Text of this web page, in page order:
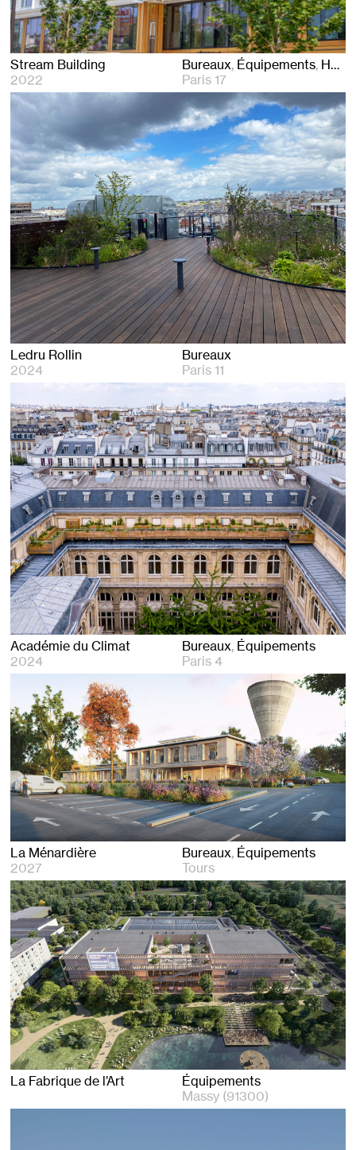
Stream Building
2022
Bureaux Équipements Hôtels
Paris 17
Ledru Rollin
2024
Bureaux
Paris 11
Académie du Climat
2024
Bureaux Équipements
Paris 4
La Ménardière
2027
Bureaux Équipements
Tours
La Fabrique de l’Art
Équipements
Massy (91300)